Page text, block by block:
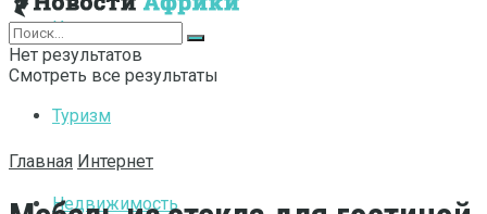
Интернет
Туризм
Недвижимость
Нет результатов
Смотреть все результаты
Главная Интернет